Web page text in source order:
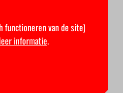
functioneren van de site)
informatie.